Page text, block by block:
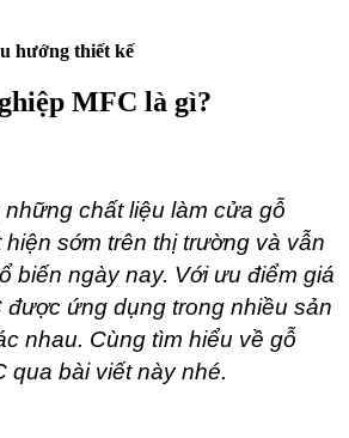
hướng thiết kế
MFC là gì?
chất liệu làm cửa gỗ
sớm trên thị trường và vẫn
biến ngày nay. Với ưu điểm giá
được ứng dụng trong nhiều sản
nhau. Cùng tìm hiểu về gỗ
qua bài viết này nhé.